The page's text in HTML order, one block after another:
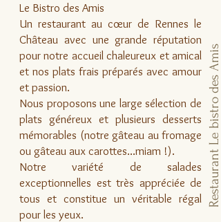
Le Bistro des Amis
Un restaurant au cœur de Rennes le
Château avec une grande réputation
pour notre accueil chaleureux et amical
et nos plats frais préparés avec amour
et passion.
Nous proposons une large sélection de
plats généreux et plusieurs desserts
mémorables (notre gâteau au fromage
ou gâteau aux carottes...miam !).
Notre variété de salades
exceptionnelles est très appréciée de
tous et constitue un véritable régal
pour les yeux.
Restaurant Le bistro des Amis